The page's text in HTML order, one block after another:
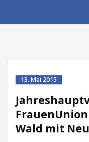
13. Mai 2015
Wald mit